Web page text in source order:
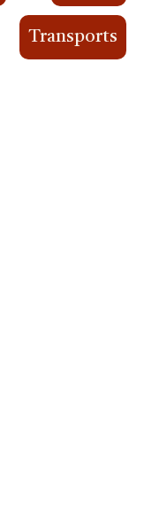
Transports